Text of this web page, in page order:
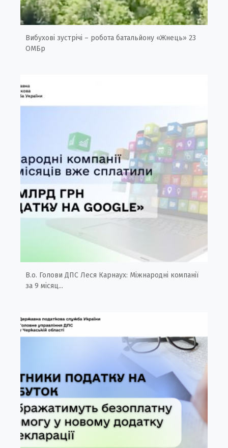
Вибухові зустрічі – робота батальйону «Жнець» 23
ОМБр
В.о. Голови ДПС Леся Карнаух: Міжнародні компанії
за 9 місяц...